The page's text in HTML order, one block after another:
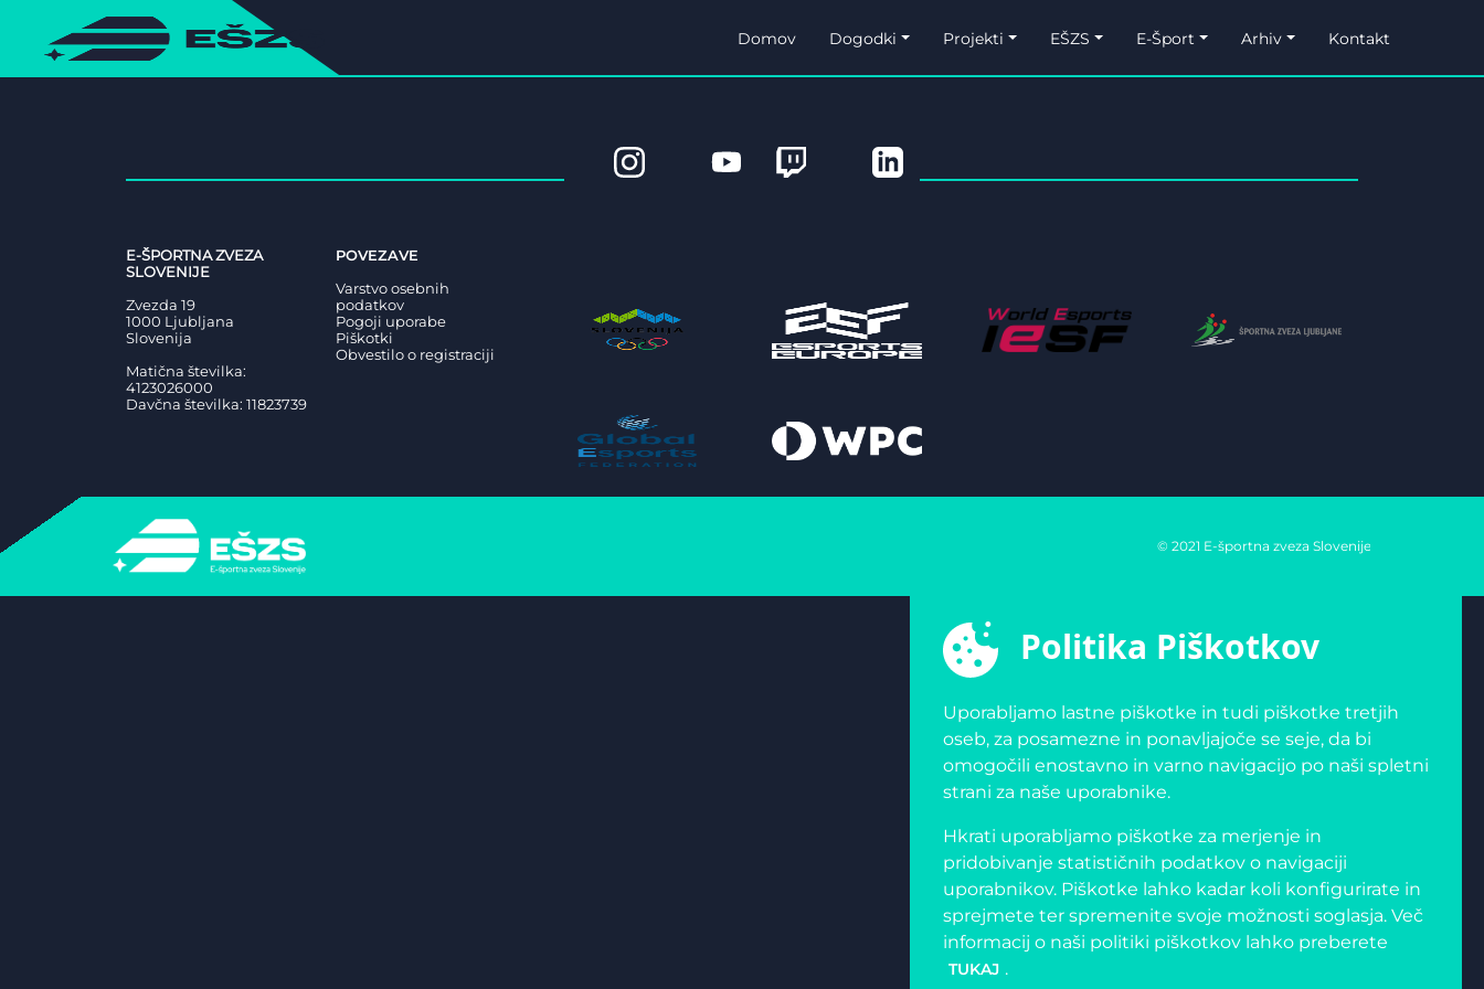
Domov Dogodki Projekti EŠZS E-Šport Arhiv Kontakt
E-ŠPORTNA ZVEZA
SLOVENIJE
Zvezda 19
1000 Ljubljana
Slovenija
Matična številka:
4123026000
Davčna številka: 11823739
POVEZAVE
Varstvo osebnih
podatkov
Pogoji uporabe
Piškotki
Obvestilo o registraciji
© 2021 E-športna zveza Slovenije
Politika Piškotkov
Uporabljamo lastne piškotke in tudi piškotke tretjih
oseb, za posamezne in ponavljajoče se seje, da bi
omogočili enostavno in varno navigacijo po naši spletni
strani za naše uporabnike.
Hkrati uporabljamo piškotke za merjenje in
pridobivanje statističnih podatkov o navigaciji
uporabnikov. Piškotke lahko kadar koli konfigurirate in
sprejmete ter spremenite svoje možnosti soglasja. Več
informacij o naši politiki piškotkov lahko preberete
TUKAJ .